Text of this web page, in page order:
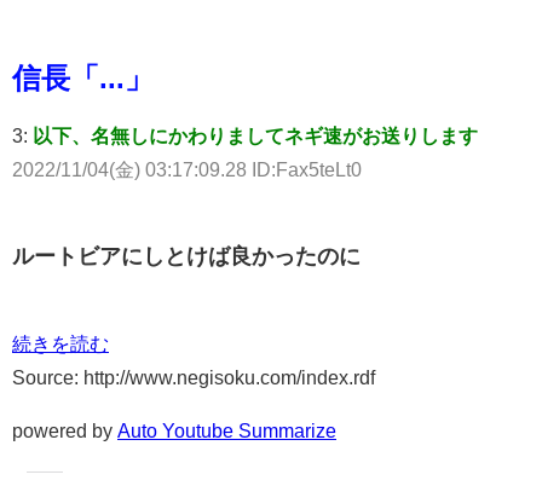
信長「...」
3: 以下、名無しにかわりましてネギ速がお送りします
2022/11/04(金) 03:17:09.28 ID:Fax5teLt0
ルートビアにしとけば良かったのに
続きを読む
Source: http://www.negisoku.com/index.rdf
powered by Auto Youtube Summarize